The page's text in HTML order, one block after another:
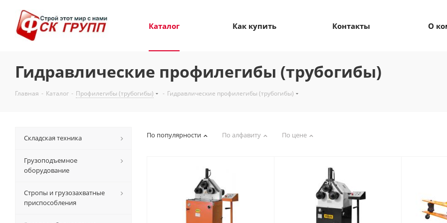
Каталог Как купить Контакты О
Гидравлические профилегибы (трубогибы)
Главная - Каталог - Профилегибы (трубогибы) - Гидравлические профилегибы (трубогибы)
По популярности По алфавиту По цене
Складская техника
Грузоподъемное
оборудование
Стропы и грузозахватные
приспособления